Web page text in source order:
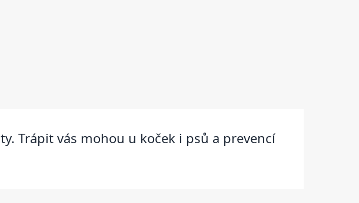
Trápit vás mohou u koček i psů a prevencí